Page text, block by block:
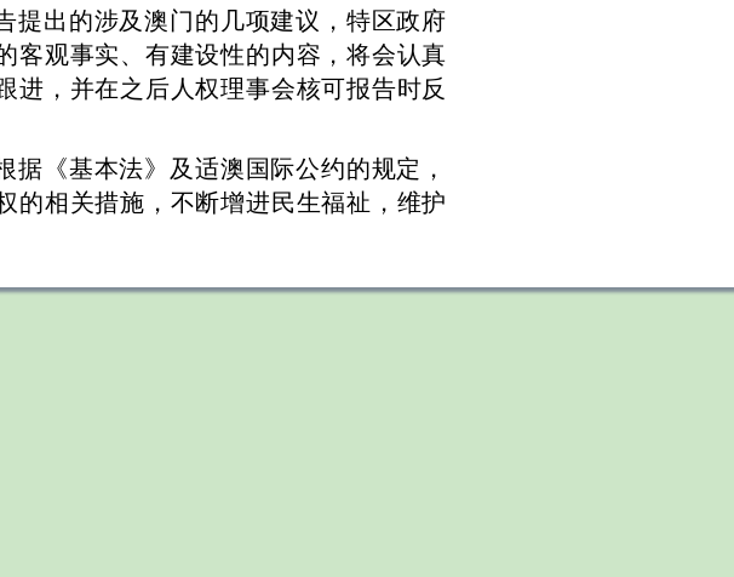
提出的涉及澳门的几项建议，特区政府
客观事实、有建设性的内容，将会认真
进，并在之后人权理事会核可报告时反
据《基本法》及适澳国际公约的规定，
的相关措施，不断增进民生福祉，维护